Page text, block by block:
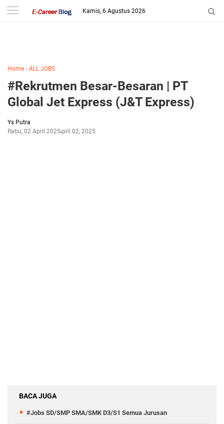
-->
Kamis, 6 Agustus 2026
Home › ALL JOBS
#Rekrutmen Besar-Besaran | PT
Global Jet Express (J&T Express)
Ys Putra
Rabu, 02 April 2025April 02, 2025
BACA JUGA
#Jobs SD/SMP SMA/SMK D3/S1 Semua Jurusan